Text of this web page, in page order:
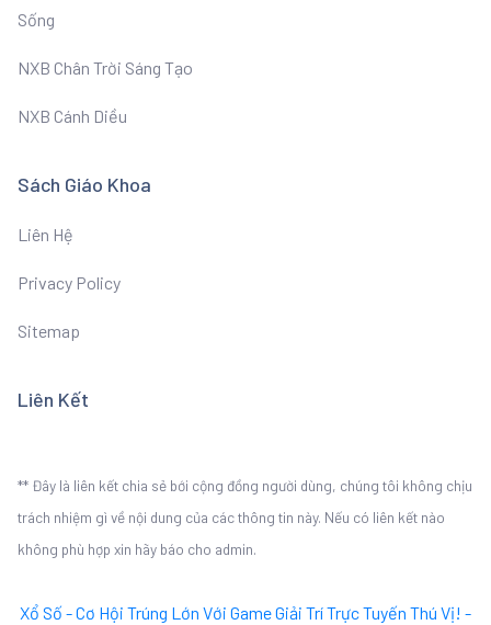
Sống
NXB Chân Trời Sáng Tạo
NXB Cánh Diều
Sách Giáo Khoa
Liên Hệ
Privacy Policy
Sitemap
Liên Kết
** Đây là liên kết chia sẻ bới cộng đồng người dùng, chúng tôi không chịu
trách nhiệm gì về nội dung của các thông tin này. Nếu có liên kết nào
không phù hợp xin hãy báo cho admin.
Xổ Số - Cơ Hội Trúng Lớn Với Game Giải Trí Trực Tuyến Thú Vị! -